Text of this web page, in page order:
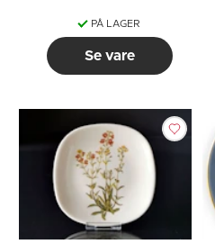
PÅ LAGER
Se vare